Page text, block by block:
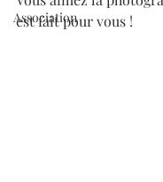
Association
est fait pour vous !